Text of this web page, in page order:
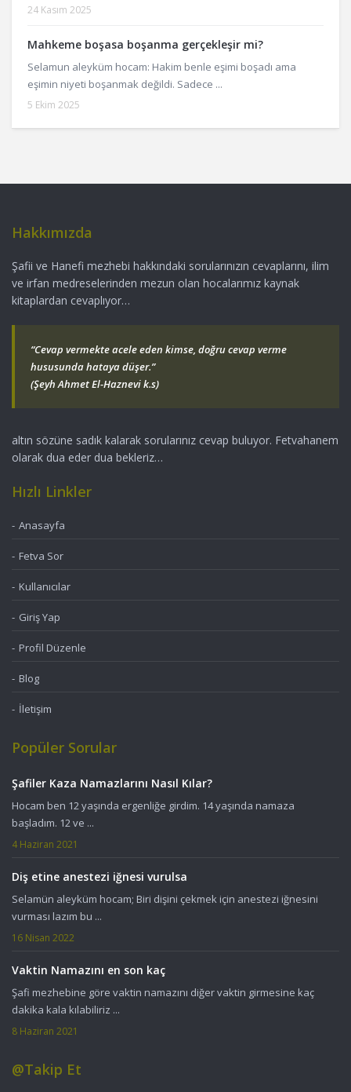
24 Kasım 2025
Mahkeme boşasa boşanma gerçekleşir mi?
Selamun aleyküm hocam: Hakim benle eşimi boşadı ama
eşimin niyeti boşanmak değildi. Sadece ...
5 Ekim 2025
Hakkımızda
Şafii ve Hanefi mezhebi hakkındaki sorularınızın cevaplarını, ilim
ve irfan medreselerinden mezun olan hocalarımız kaynak
kitaplardan cevaplıyor…
“Cevap vermekte acele eden kimse, doğru cevap verme
hususunda hataya düşer.”
(Şeyh Ahmet El-Haznevi k.s)
altın sözüne sadık kalarak sorularınız cevap buluyor. Fetvahanem
olarak dua eder dua bekleriz…
Hızlı Linkler
Anasayfa
Fetva Sor
Kullanıcılar
Giriş Yap
Profil Düzenle
Blog
İletişim
Popüler Sorular
Şafiler Kaza Namazlarını Nasıl Kılar?
Hocam ben 12 yaşında ergenliğe girdim. 14 yaşında namaza
başladım. 12 ve ...
4 Haziran 2021
Diş etine anestezi iğnesi vurulsa
Selamün aleyküm hocam; Biri dişini çekmek için anestezi iğnesini
vurması lazım bu ...
16 Nisan 2022
Vaktin Namazını en son kaç
Şafi mezhebine göre vaktin namazını diğer vaktin girmesine kaç
dakika kala kılabiliriz ...
8 Haziran 2021
@Takip Et